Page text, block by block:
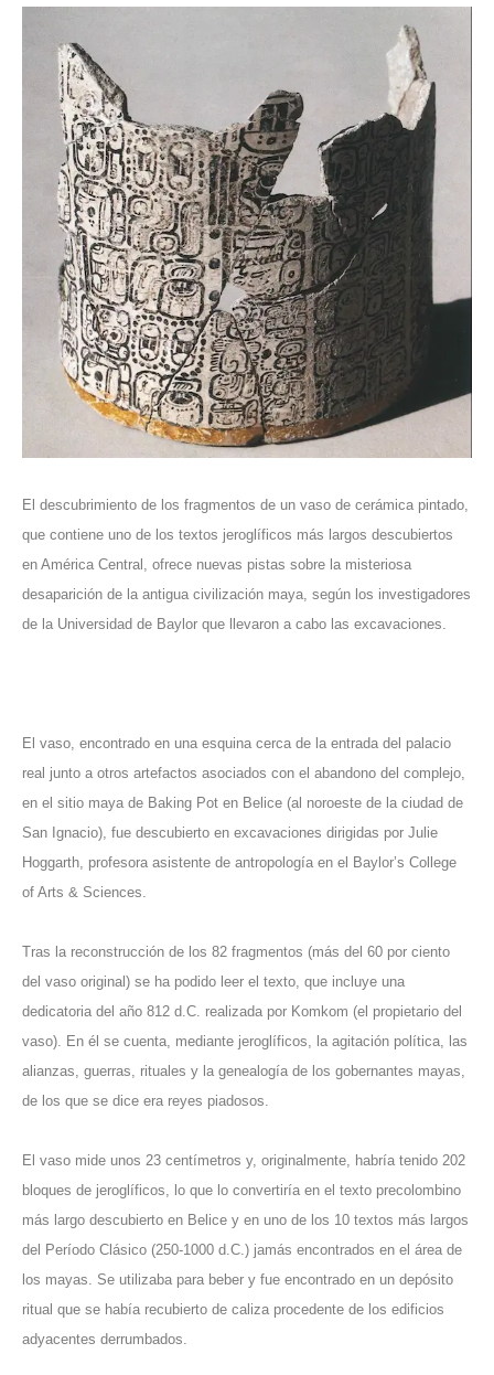
El descubrimiento de los fragmentos de un vaso de cerámica pintado,
que contiene uno de los textos jeroglíficos más largos descubiertos
en América Central, ofrece nuevas pistas sobre la misteriosa
desaparición de la antigua civilización maya, según los investigadores
de la Universidad de Baylor que llevaron a cabo las excavaciones.
El vaso, encontrado en una esquina cerca de la entrada del palacio
real junto a otros artefactos asociados con el abandono del complejo,
en el sitio maya de Baking Pot en Belice (al noroeste de la ciudad de
San Ignacio), fue descubierto en excavaciones dirigidas por Julie
Hoggarth, profesora asistente de antropología en el Baylor’s College
of Arts & Sciences.
Tras la reconstrucción de los 82 fragmentos (más del 60 por ciento
del vaso original) se ha podido leer el texto, que incluye una
dedicatoria del año 812 d.C. realizada por Komkom (el propietario del
vaso). En él se cuenta, mediante jeroglíficos, la agitación política, las
alianzas, guerras, rituales y la genealogía de los gobernantes mayas,
de los que se dice era reyes piadosos.
El vaso mide unos 23 centímetros y, originalmente, habría tenido 202
bloques de jeroglíficos, lo que lo convertiría en el texto precolombino
más largo descubierto en Belice y en uno de los 10 textos más largos
del Período Clásico (250-1000 d.C.) jamás encontrados en el área de
los mayas. Se utilizaba para beber y fue encontrado en un depósito
ritual que se había recubierto de caliza procedente de los edificios
adyacentes derrumbados.